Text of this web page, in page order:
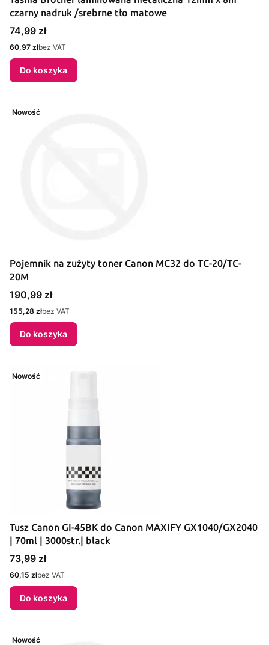
czarny nadruk /srebrne tło matowe
Cena
74,99 zł
Cena
60,97 złbez VAT
Do koszyka
Nowość
Pojemnik na zużyty toner Canon MC32 do TC-20/TC-
20M
Cena
190,99 zł
Cena
155,28 złbez VAT
Do koszyka
Nowość
Tusz Canon GI-45BK do Canon MAXIFY GX1040/GX2040
| 70ml | 3000str.| black
Cena
73,99 zł
Cena
60,15 złbez VAT
Do koszyka
Nowość